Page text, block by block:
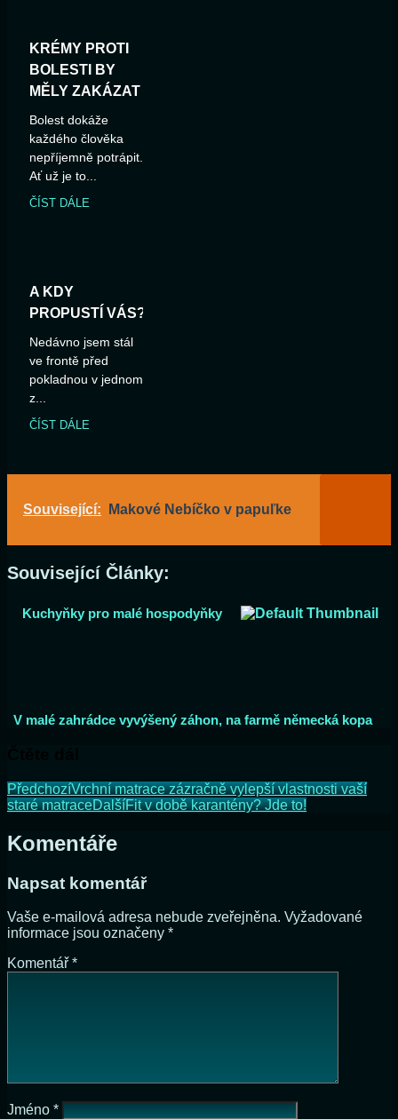
KRÉMY PROTI
BOLESTI BY
MĚLY ZAKÁZAT
Bolest dokáže
každého člověka
nepříjemně potrápit.
Ať už je to...
ČÍST DÁLE
A KDY
PROPUSTÍ VÁS?
Nedávno jsem stál
ve frontě před
pokladnou v jednom
z...
ČÍST DÁLE
Související: Makové Nebíčko v papuľke
Související Články:
Kuchyňky pro malé hospodyňky
V malé zahrádce vyvýšený záhon, na farmě německá kopa
PředchozíVrchní matrace zázračně vylepší vlastnosti vaší
staré matraceDalšíFit v době karantény? Jde to!
Komentáře
Napsat komentář
Vaše e-mailová adresa nebude zveřejněna. Vyžadované
informace jsou označeny *
Komentář *
Jméno *